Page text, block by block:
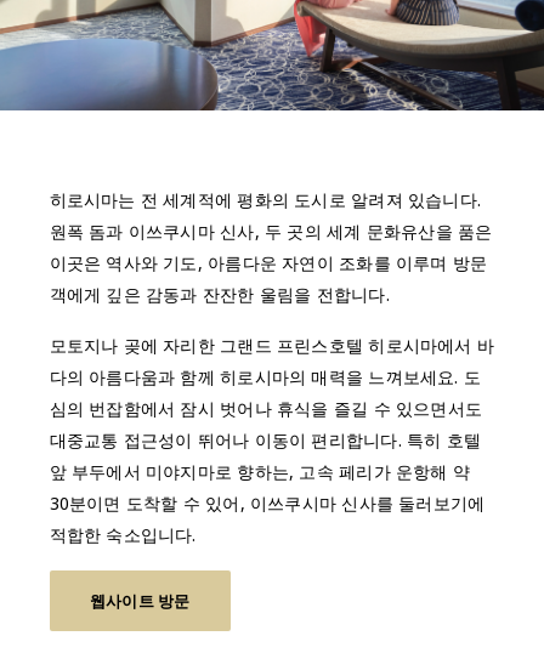
히로시마는 전 세계적에 평화의 도시로 알려져 있습니다.
원폭 돔과 이쓰쿠시마 신사, 두 곳의 세계 문화유산을 품은
이곳은 역사와 기도, 아름다운 자연이 조화를 이루며 방문
객에게 깊은 감동과 잔잔한 울림을 전합니다.
모토지나 곶에 자리한 그랜드 프린스호텔 히로시마에서 바
다의 아름다움과 함께 히로시마의 매력을 느껴보세요. 도
심의 번잡함에서 잠시 벗어나 휴식을 즐길 수 있으면서도
대중교통 접근성이 뛰어나 이동이 편리합니다. 특히 호텔
앞 부두에서 미야지마로 향하는, 고속 페리가 운항해 약
30분이면 도착할 수 있어, 이쓰쿠시마 신사를 둘러보기에
적합한 숙소입니다.
웹사이트 방문